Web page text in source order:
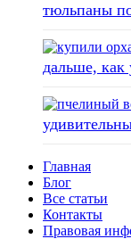
тюльпаны
дальше, как
Главная
Блог
Все статьи
Контакты
Правовая